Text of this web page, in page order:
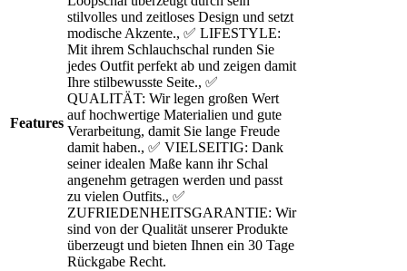
Features
stilvolles und zeitloses Design und setzt
modische Akzente., ✅ LIFESTYLE:
Mit ihrem Schlauchschal runden Sie
jedes Outfit perfekt ab und zeigen damit
Ihre stilbewusste Seite., ✅
QUALITÄT: Wir legen großen Wert
auf hochwertige Materialien und gute
Verarbeitung, damit Sie lange Freude
damit haben., ✅ VIELSEITIG: Dank
seiner idealen Maße kann ihr Schal
angenehm getragen werden und passt
zu vielen Outfits., ✅
ZUFRIEDENHEITSGARANTIE: Wir
sind von der Qualität unserer Produkte
überzeugt und bieten Ihnen ein 30 Tage
Rückgabe Recht.